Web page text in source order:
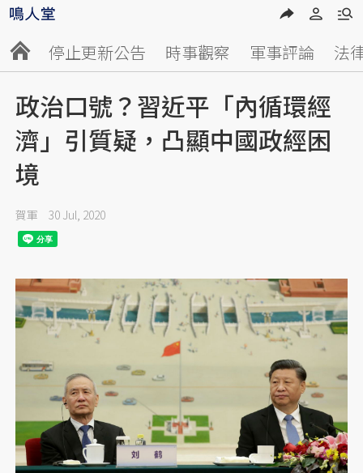
停止更新公告 時事觀察 軍事評論 法
政治口號？習近平「內循環經
濟」引質疑，凸顯中國政經困
境
賀軍 30 Jul, 2020